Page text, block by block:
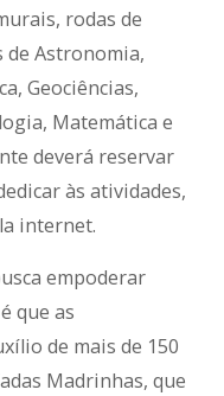
rodas de
de Astronomia,
Geociências,
Matemática e
deverá reservar
às atividades,
internet.
empoderar
que as
de mais de 150
Madrinhas, que